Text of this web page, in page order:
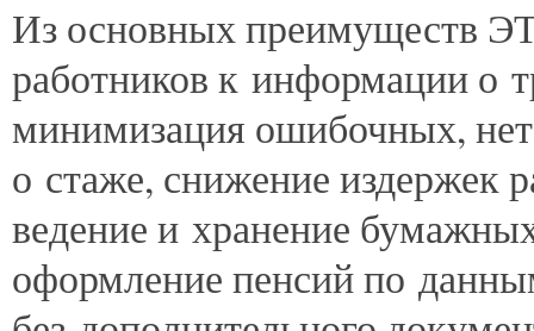
Из основных преимуществ
работников к информации о
минимизация ошибочных,
о стаже, снижение издержек
ведение и хранение
оформление пенсий по